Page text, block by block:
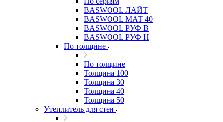
BASWOOL ЛАЙТ
BASWOOL МАТ 40
BASWOOL РУФ В
BASWOOL РУФ Н
По толщине
По толщине
Толщина 100
Толщина 30
Толщина 40
Толщина 50
Утеплитель для стен